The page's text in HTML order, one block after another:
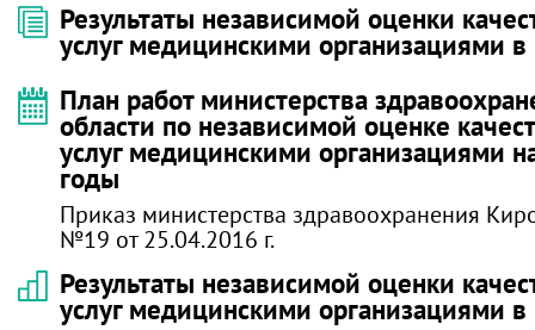
Результаты независимой оценки
услуг медицинскими организациями
План работ министерства
области по независимой оценке
услуг медицинскими организациями
годы
Приказ министерства здравоохранения
№19 от 25.04.2016 г.
Результаты независимой оценки
услуг медицинскими организациями